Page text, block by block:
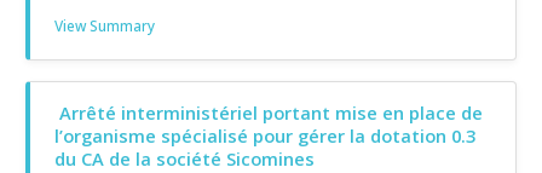
View Summary
Arrêté interministériel portant mise en place de
l’organisme spécialisé pour gérer la dotation 0.3
du CA de la société Sicomines